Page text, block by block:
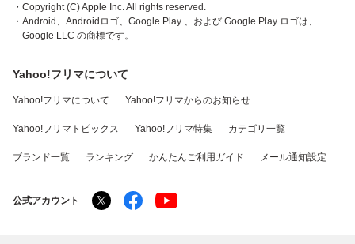
・Copyright (C) Apple Inc. All rights reserved.
・Android、Androidロゴ、Google Play 、および Google Play ロゴは、
Google LLC の商標です。
Yahoo!フリマについて
Yahoo!フリマについて Yahoo!フリマからのお知らせ
Yahoo!フリマトピックス Yahoo!フリマ特集 カテゴリ一覧
ブランド一覧 ランキング かんたんご利用ガイド メール通知設定
公式アカウント